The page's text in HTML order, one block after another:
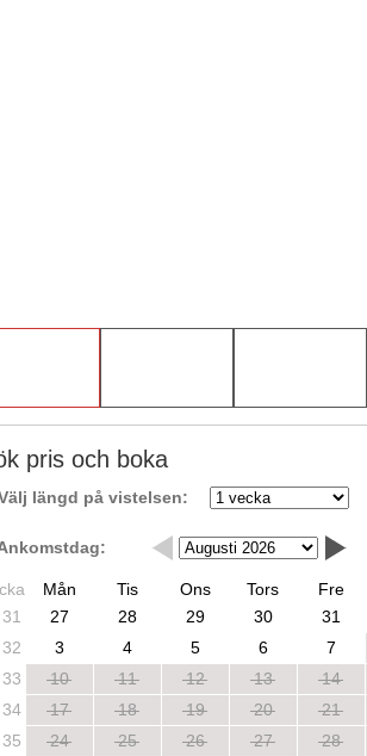
pris och boka
längd på vistelsen:
Mån Tis Ons Tors Fre
31
27 28 29 30 31
32
3 4 5 6 7
33
10 11 12 13 14
34
17 18 19 20 21
35
24 25 26 27 28